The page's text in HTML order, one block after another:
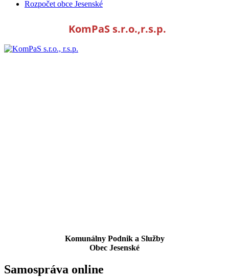
Rozpočet obce Jesenské
KomPaS s.r.o.,r.s.p.
Komunálny Podnik a Služby
Obec Jesenské
Samospráva online